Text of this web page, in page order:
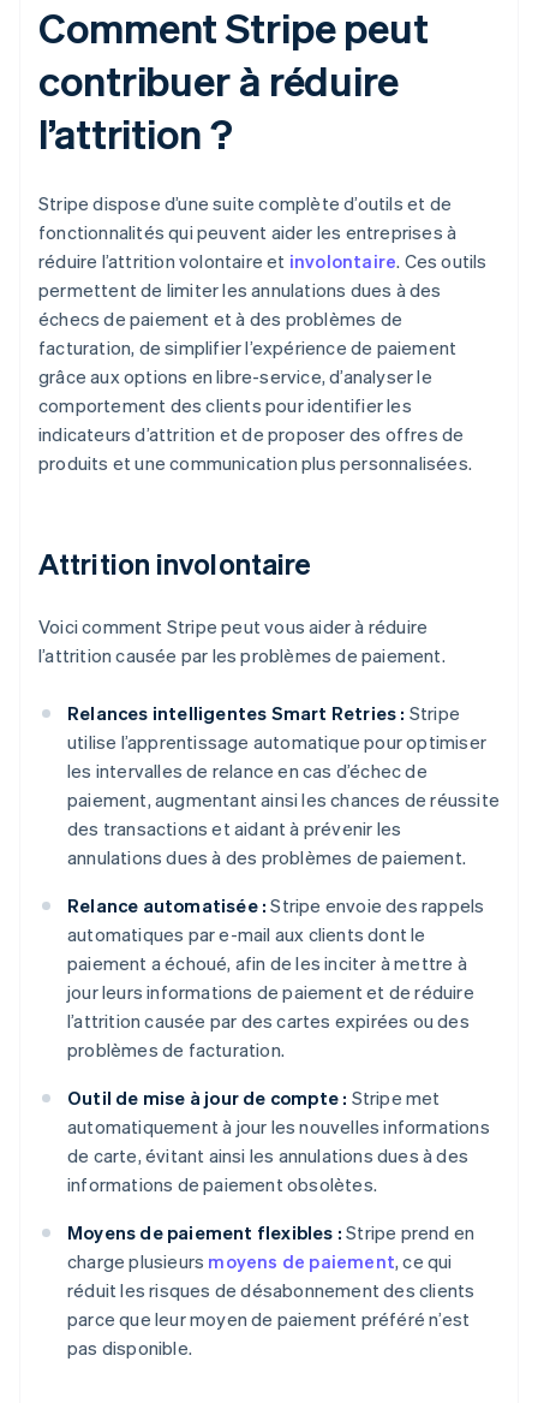
Comment Stripe peut
contribuer à réduire
l’attrition ?
Stripe dispose d’une suite complète d’outils et de
fonctionnalités qui peuvent aider les entreprises à
réduire l’attrition volontaire et involontaire. Ces outils
permettent de limiter les annulations dues à des
échecs de paiement et à des problèmes de
facturation, de simplifier l’expérience de paiement
grâce aux options en libre-service, d’analyser le
comportement des clients pour identifier les
indicateurs d’attrition et de proposer des offres de
produits et une communication plus personnalisées.
Attrition involontaire
Voici comment Stripe peut vous aider à réduire
l’attrition causée par les problèmes de paiement.
Relances intelligentes Smart Retries : Stripe
utilise l’apprentissage automatique pour optimiser
les intervalles de relance en cas d’échec de
paiement, augmentant ainsi les chances de réussite
des transactions et aidant à prévenir les
annulations dues à des problèmes de paiement.
Relance automatisée : Stripe envoie des rappels
automatiques par e-mail aux clients dont le
paiement a échoué, afin de les inciter à mettre à
jour leurs informations de paiement et de réduire
l’attrition causée par des cartes expirées ou des
problèmes de facturation.
Outil de mise à jour de compte : Stripe met
automatiquement à jour les nouvelles informations
de carte, évitant ainsi les annulations dues à des
informations de paiement obsolètes.
Moyens de paiement flexibles : Stripe prend en
charge plusieurs moyens de paiement, ce qui
réduit les risques de désabonnement des clients
parce que leur moyen de paiement préféré n’est
pas disponible.